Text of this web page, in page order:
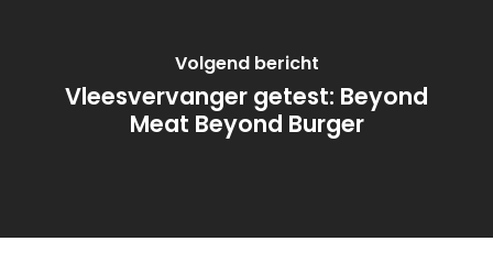
Volgend bericht
Vleesvervanger getest: Beyond
Meat Beyond Burger